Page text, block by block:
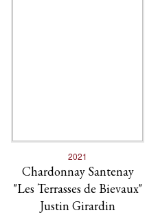
2021
Chardonnay Santenay
"Les Terrasses de Bievaux"
Justin Girardin